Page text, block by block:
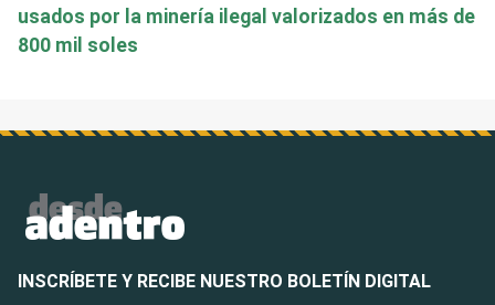
usados por la minería ilegal valorizados en más de
800 mil soles
INSCRÍBETE Y RECIBE NUESTRO BOLETÍN DIGITAL